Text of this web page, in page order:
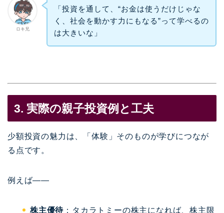
ロキ兄
「投資を通して、“お金は使うだけじゃな
く、社会を動かす力にもなる”って学べるの
は大きいな」
3. 実際の親子投資例と工夫
少額投資の魅力は、「体験」そのものが学びにつなが
る点です。
例えば——
株主優待 ：タカラトミーの株主になれば、株主限